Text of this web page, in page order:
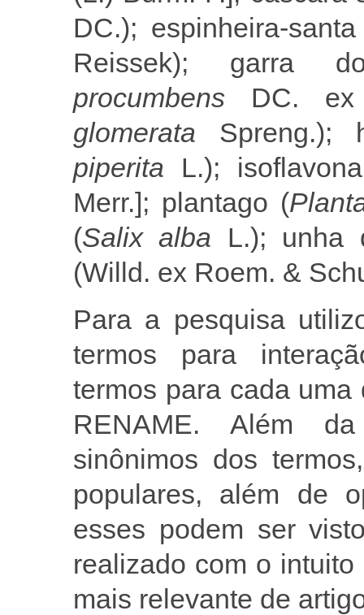
DC.); espinheira-
Reissek); garra
procumbens DC. ex
glomerata Spreng.);
piperita L.);
Merr.]; plantago (
(Salix alba L.); unha
(Willd. ex Roem. &
Para a pesquisa
termos para
termos para cada
RENAME. Além
sinônimos dos
populares, além de
esses podem ser
realizado com o
mais relevante de